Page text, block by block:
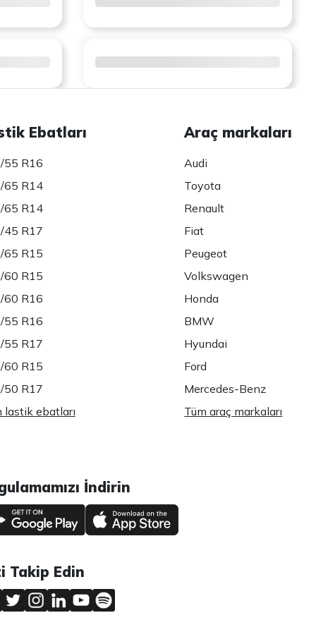
Ebatları
55 R16
65 R14
65 R14
45 R17
65 R15
60 R15
60 R16
55 R16
55 R17
60 R15
50 R17
lastik ebatları
Araç markaları
Audi
Toyota
Renault
Fiat
Peugeot
Volkswagen
Honda
BMW
Hyundai
Ford
Mercedes-Benz
Tüm araç markaları
İndirin
Takip Edin